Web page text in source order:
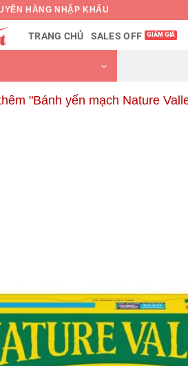
HÀNG NHẬP KHẨU
TRANG CHỦ SALES OFF
"Bánh yến mạch Nature